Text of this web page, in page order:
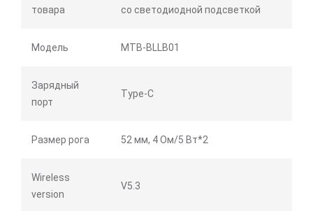
товара
со светодиодной подсветкой
Модель MTB-BLLB01
Зарядный
порт
Type-C
Размер рога 52 мм, 4 Ом/5 Вт*2
Wireless
version
V5.3